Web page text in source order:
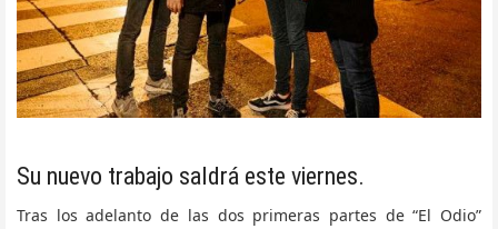
Su nuevo trabajo saldrá este viernes.
Tras los adelanto de las dos primeras partes de “El Odio”